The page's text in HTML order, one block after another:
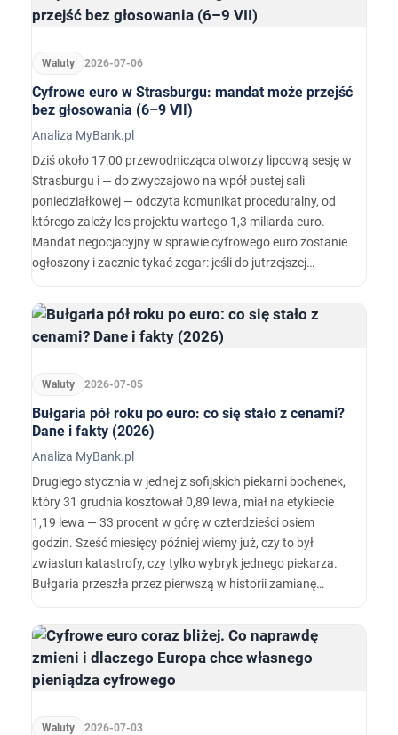
Waluty 2026-07-06
Cyfrowe euro w Strasburgu: mandat może przejść
bez głosowania (6–9 VII)
Analiza MyBank.pl
Dziś około 17:00 przewodnicząca otworzy lipcową sesję w
Strasburgu i — do zwyczajowo na wpół pustej sali
poniedziałkowej — odczyta komunikat proceduralny, od
którego zależy los projektu wartego 1,3 miliarda euro.
Mandat negocjacyjny w sprawie cyfrowego euro zostanie
ogłoszony i zacznie tykać zegar: jeśli do jutrzejszej
największy europejski projekt monetarny od czasu
banknotów przejdzie do trilogu w całkowitej ciszy.…
Waluty 2026-07-05
Bułgaria pół roku po euro: co się stało z cenami?
Dane i fakty (2026)
Analiza MyBank.pl
Drugiego stycznia w jednej z sofijskich piekarni bochenek,
który 31 grudnia kosztował 0,89 lewa, miał na etykiecie
1,19 lewa — 33 procent w górę w czterdzieści osiem
godzin. Sześć miesięcy później wiemy już, czy to był
zwiastun katastrofy, czy tylko wybryk jednego piekarza.
Bułgaria przeszła przez pierwszą w historii zamianę
aplikacje do skanowania etykiet — i zostawiła po sobie
komplet danych, których brakowało każdej polskiej
dyskusji o euro.…
Waluty 2026-07-03